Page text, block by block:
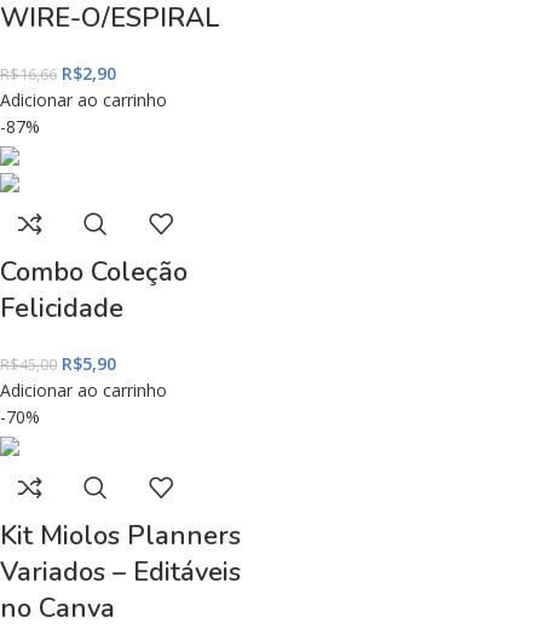
WIRE-O/ESPIRAL
R$16,66 R$2,90
Adicionar ao carrinho
-87%
Combo Coleção
Felicidade
R$45,00 R$5,90
Adicionar ao carrinho
-70%
Kit Miolos Planners
Variados – Editáveis
no Canva